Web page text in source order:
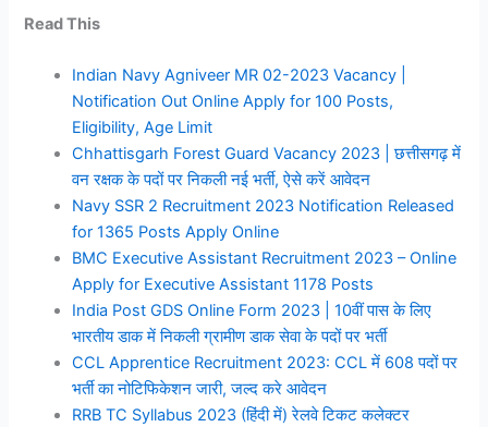
Read This
Indian Navy Agniveer MR 02-2023 Vacancy |
Notification Out Online Apply for 100 Posts,
Eligibility, Age Limit
Chhattisgarh Forest Guard Vacancy 2023 | छत्तीसगढ़ में
वन रक्षक के पदों पर निकली नई भर्ती, ऐसे करें आवेदन
Navy SSR 2 Recruitment 2023 Notification Released
for 1365 Posts Apply Online
BMC Executive Assistant Recruitment 2023 – Online
Apply for Executive Assistant 1178 Posts
India Post GDS Online Form 2023 | 10वीं पास के लिए
भारतीय डाक में निकली ग्रामीण डाक सेवा के पदों पर भर्ती
CCL Apprentice Recruitment 2023: CCL में 608 पदों पर
भर्ती का नोटिफिकेशन जारी, जल्द करे आवेदन
RRB TC Syllabus 2023 (हिंदी में) रेलवे टिकट कलेक्टर